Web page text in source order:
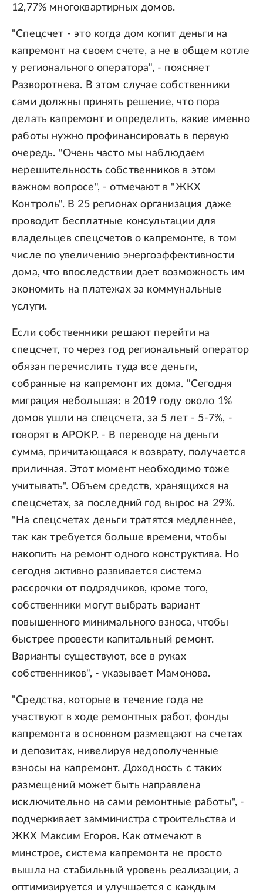
12,77% многоквартирных домов.
"Спецсчет - это когда дом копит деньги на
капремонт на своем счете, а не в общем котле
у регионального оператора", - поясняет
Разворотнева. В этом случае собственники
сами должны принять решение, что пора
делать капремонт и определить, какие именно
работы нужно профинансировать в первую
очередь. "Очень часто мы наблюдаем
нерешительность собственников в этом
важном вопросе", - отмечают в "ЖКХ
Контроль". В 25 регионах организация даже
проводит бесплатные консультации для
владельцев спецсчетов о капремонте, в том
числе по увеличению энергоэффективности
дома, что впоследствии дает возможность им
экономить на платежах за коммунальные
услуги.
Если собственники решают перейти на
спецсчет, то через год региональный оператор
обязан перечислить туда все деньги,
собранные на капремонт их дома. "Сегодня
миграция небольшая: в 2019 году около 1%
домов ушли на спецсчета, за 5 лет - 5-7%, -
говорят в АРОКР. - В переводе на деньги
сумма, причитающаяся к возврату, получается
приличная. Этот момент необходимо тоже
учитывать". Объем средств, хранящихся на
спецсчетах, за последний год вырос на 29%.
"На спецсчетах деньги тратятся медленнее,
так как требуется больше времени, чтобы
накопить на ремонт одного конструктива. Но
сегодня активно развивается система
рассрочки от подрядчиков, кроме того,
собственники могут выбрать вариант
повышенного минимального взноса, чтобы
быстрее провести капитальный ремонт.
Варианты существуют, все в руках
собственников", - указывает Мамонова.
"Средства, которые в течение года не
участвуют в ходе ремонтных работ, фонды
капремонта в основном размещают на счетах
и депозитах, нивелируя недополученные
взносы на капремонт. Доходность с таких
размещений может быть направлена
исключительно на сами ремонтные работы", -
подчеркивает замминистра строительства и
ЖКХ Максим Егоров. Как отмечают в
минстрое, система капремонта не просто
вышла на стабильный уровень реализации, а
оптимизируется и улучшается с каждым